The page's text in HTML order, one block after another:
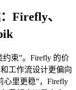
Firefly、
束”。Firefly 的价
工作流设计更偏向
心里更稳”，Firefly